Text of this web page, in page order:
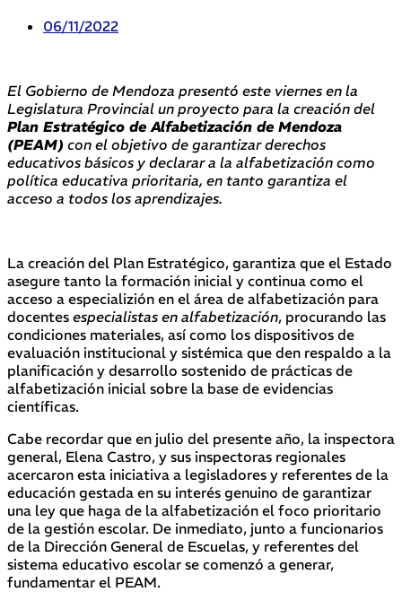
06/11/2022
El Gobierno de Mendoza presentó este viernes en la
Legislatura Provincial un proyecto para la creación del
Plan Estratégico de Alfabetización de Mendoza
(PEAM) con el objetivo de garantizar derechos
educativos básicos y declarar a la alfabetización como
política educativa prioritaria, en tanto garantiza el
acceso a todos los aprendizajes.
La creación del Plan Estratégico, garantiza que el Estado
asegure tanto la formación inicial y continua como el
acceso a especializión en el área de alfabetización para
docentes especialistas en alfabetización, procurando las
condiciones materiales, así como los dispositivos de
evaluación institucional y sistémica que den respaldo a la
planificación y desarrollo sostenido de prácticas de
alfabetización inicial sobre la base de evidencias
científicas.
Cabe recordar que en julio del presente año, la inspectora
general, Elena Castro, y sus inspectoras regionales
acercaron esta iniciativa a legisladores y referentes de la
educación gestada en su interés genuino de garantizar
una ley que haga de la alfabetización el foco prioritario
de la gestión escolar. De inmediato, junto a funcionarios
de la Dirección General de Escuelas, y referentes del
sistema educativo escolar se comenzó a generar,
fundamentar el PEAM.